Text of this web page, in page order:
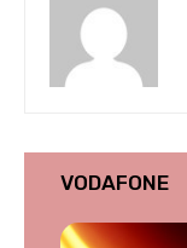
VODAFONE